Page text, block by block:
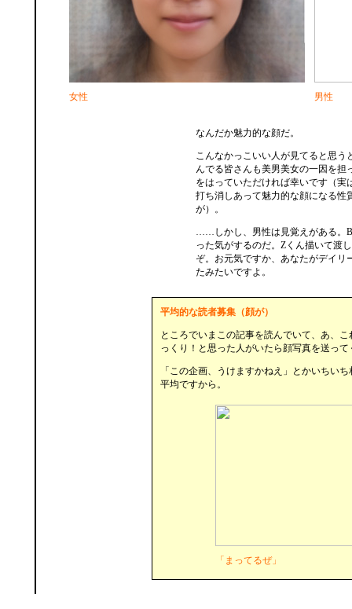
女性 男性
なんだか魅力的な顔だ。
こんなかっこいい人が見てると思う
んでる皆さんも美男美女の一因を担
をはっていただければ幸いです（実
打ち消しあって魅力的な顔になる性
が）。
……しかし、男性は見覚えがある。
った気がするのだ。Zくん描いて渡
ぞ。お元気ですか、あなたがデイリ
たみたいですよ。
平均的な読者募集（顔が）
ところでいまこの記事を読んでいて、あ、
っくり！と思った人がいたら顔写真を送って
「この企画、うけますかねえ」とかいちい
平均ですから。
「まってるぜ」